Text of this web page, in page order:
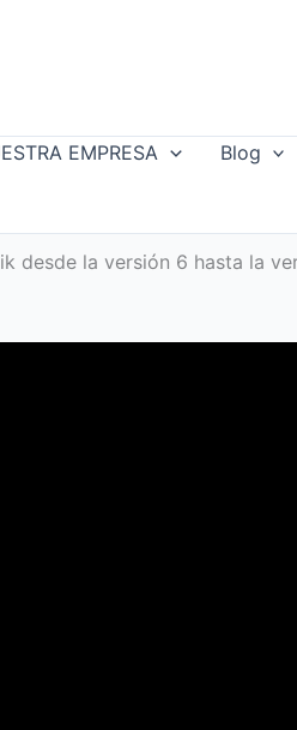
EMPRESA Blog
la versión 6 hasta la